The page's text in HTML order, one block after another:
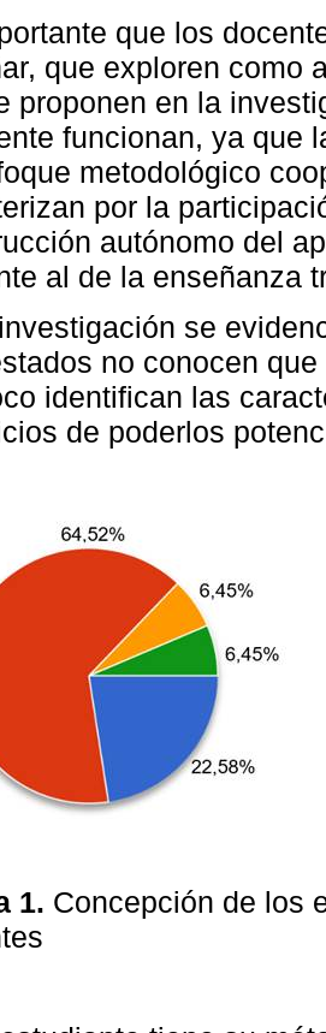
que los
que exploren como
proponen en la
funcionan, ya que
metodológico
por la
autónomo del
al de la enseñanza
se
no conocen
identifican las
de poderlos
1. Concepción de los